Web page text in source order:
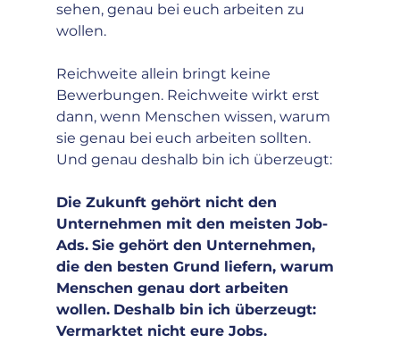
sehen, genau bei euch arbeiten zu
wollen.
Reichweite allein bringt keine
Bewerbungen. Reichweite wirkt erst
dann, wenn Menschen wissen, warum
sie genau bei euch arbeiten sollten.
Und genau deshalb bin ich überzeugt:
Die Zukunft gehört nicht den
Unternehmen mit den meisten Job-
Ads. Sie gehört den Unternehmen,
die den besten Grund liefern, warum
Menschen genau dort arbeiten
wollen. Deshalb bin ich überzeugt:
Vermarktet nicht eure Jobs.